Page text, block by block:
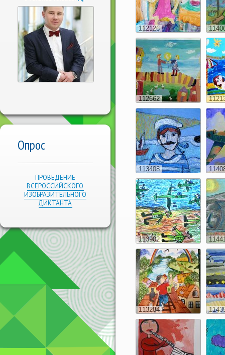
Опрос
ПРОВЕДЕНИЕ
ВСЕРОССИЙСКОГО
ИЗОБРАЗИТЕЛЬНОГО
ДИКТАНТА
112126
112662
113408
113902
113284